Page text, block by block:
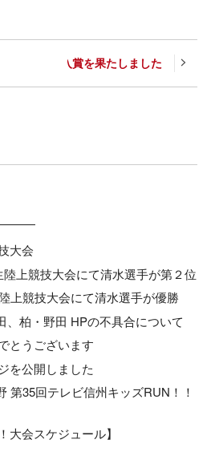
の部 6位入賞を果たしました
大会
上競技大会にて清水選手が第２位
上競技大会にて清水選手が優勝
、柏・野田 HPの不具合について
とうございます
を公開しました
第35回テレビ信州キッズRUN！！
大会スケジュール】